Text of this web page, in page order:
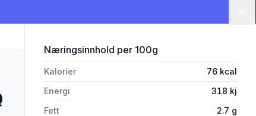
Næringsinnhold for 'Frokostyoghurt Melon/
per 100g
Kalorier 76 kcal
Energi
318 kj
Fett
2.7 g